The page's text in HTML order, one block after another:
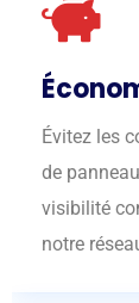
Évitez les
de
visibilité
notre